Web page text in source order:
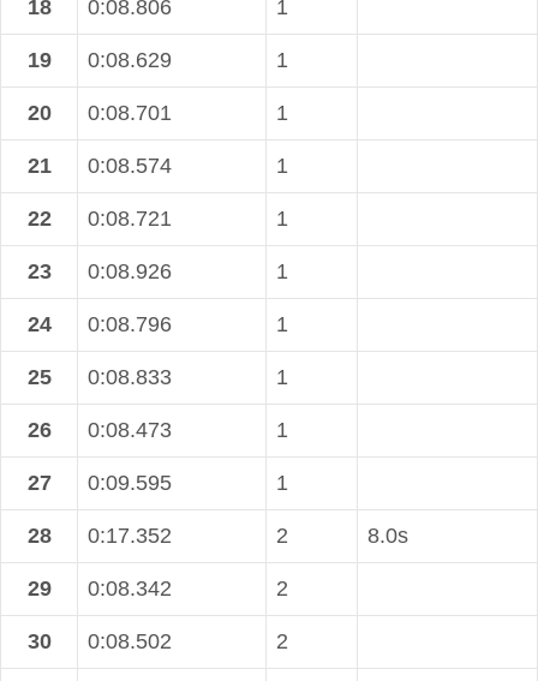
18 0:08.806 1
19 0:08.629 1
20 0:08.701 1
21 0:08.574 1
22 0:08.721 1
23 0:08.926 1
24 0:08.796 1
25 0:08.833 1
26 0:08.473 1
27 0:09.595 1
28 0:17.352 2 8.0s
29 0:08.342 2
30 0:08.502 2